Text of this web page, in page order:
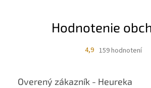
Hodnotenie
4,9 159 hodnotení
Overený zákazník - Heureka